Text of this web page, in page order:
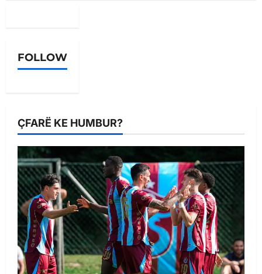
FOLLOW
ÇFARË KE HUMBUR?